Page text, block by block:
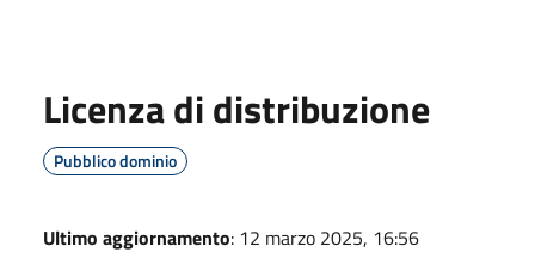
Licenza di distribuzione
Pubblico dominio
Ultimo aggiornamento: 12 marzo 2025, 16:56